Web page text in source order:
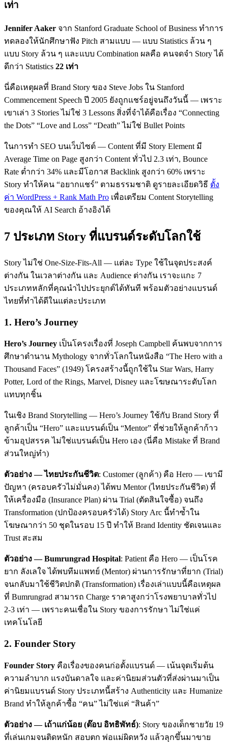
เท่า
Jennifer Aaker จาก Stanford Graduate School of Business ทำการ
ทดลองให้นักศึกษาฟัง Pitch สามแบบ — แบบ Statistics ล้วน ๆ
แบบ Story ล้วน ๆ และแบบ Combination ผลคือ คนจดจำ Story ได้
ดีกว่า Statistics 22 เท่า
นี่คือเหตุผลที่ Brand Story ของ Steve Jobs ใน Stanford
Commencement Speech ปี 2005 ยังถูกแชร์อยู่จนถึงวันนี้ — เพราะ
เขาเล่า 3 Stories ไม่ใช่ 3 Lessons สิ่งที่จำได้คือเรื่อง “Connecting
the Dots” “Love and Loss” “Death” ไม่ใช่ Bullet Points
ในการทำ SEO บนเว็บไซต์ — Content ที่มี Story Element มี
Average Time on Page สูงกว่า Content ทั่วไป 2.3 เท่า, Bounce
Rate ต่ำกว่า 34% และมีโอกาส Backlink สูงกว่า 60% เพราะ
Story ทำให้คน “อยากแชร์” ตามธรรมชาติ ดูรายละเอียดวิธี ตั้ง
ค่า WordPress + Rank Math Pro เพื่อเตรียม Content Storytelling
ของคุณให้ AI Search อ้างอิงได้
7 ประเภท Story ที่แบรนด์ระดับโลกใช้
Story ไม่ใช่ One-Size-Fits-All — แต่ละ Type ใช้ในจุดประสงค์
ต่างกัน ในเวลาต่างกัน และ Audience ต่างกัน เราจะแกะ 7
ประเภทหลักที่คุณนำไปประยุกต์ได้ทันที พร้อมตัวอย่างแบรนด์
ไทยที่ทำได้ดีในแต่ละประเภท
1. Hero’s Journey
Hero’s Journey เป็นโครงเรื่องที่ Joseph Campbell ค้นพบจากการ
ศึกษาตำนาน Mythology จากทั่วโลกในหนังสือ “The Hero with a
Thousand Faces” (1949) โครงสร้างนี้ถูกใช้ใน Star Wars, Harry
Potter, Lord of the Rings, Marvel, Disney และโฆษณาระดับโลก
แทบทุกชิ้น
ในเชิง Brand Storytelling — Hero’s Journey ใช้กับ Brand Story ที่
ลูกค้าเป็น “Hero” และแบรนด์เป็น “Mentor” ที่ช่วยให้ลูกค้าก้าว
ข้ามอุปสรรค ไม่ใช่แบรนด์เป็น Hero เอง (นี่คือ Mistake ที่ Brand
ส่วนใหญ่ทำ)
ตัวอย่าง — ไทยประกันชีวิต: Customer (ลูกค้า) คือ Hero — เขามี
ปัญหา (ครอบครัวไม่มั่นคง) ได้พบ Mentor (ไทยประกันชีวิต) ที่
ให้เครื่องมือ (Insurance Plan) ผ่าน Trial (ตัดสินใจซื้อ) จนถึง
Transformation (ปกป้องครอบครัวได้) Story Arc นี้ทำซ้ำใน
โฆษณากว่า 50 ชุดในรอบ 15 ปี ทำให้ Brand Identity ชัดเจนและ
Trust สะสม
ตัวอย่าง — Bumrungrad Hospital: Patient คือ Hero — เป็นโรค
ยาก ลังเลใจ ได้พบทีมแพทย์ (Mentor) ผ่านการรักษาที่ยาก (Trial)
จนกลับมาใช้ชีวิตปกติ (Transformation) เรื่องเล่าแบบนี้คือเหตุผล
ที่ Bumrungrad สามารถ Charge ราคาสูงกว่าโรงพยาบาลทั่วไป
2-3 เท่า — เพราะคนเชื่อใน Story ของการรักษา ไม่ใช่แค่
เทคโนโลยี
2. Founder Story
Founder Story คือเรื่องของคนก่อตั้งแบรนด์ — เน้นจุดเริ่มต้น
ความลำบาก แรงบันดาลใจ และค่านิยมส่วนตัวที่ส่งผ่านมาเป็น
ค่านิยมแบรนด์ Story ประเภทนี้สร้าง Authenticity และ Humanize
Brand ทำให้ลูกค้าซื้อ “คน” ไม่ใช่แค่ “สินค้า”
ตัวอย่าง — เถ้าแก่น้อย (ต๊อบ อิทธิพัทธ์): Story ของเด็กชายวัย 19
ที่เล่นเกมจนติดหนัก สอบตก พ่อแม่ผิดหวัง แล้วลุกขึ้นมาขาย